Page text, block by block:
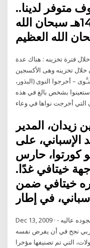
متوفر لدينا..
(جديد) بدأ الانتاج 1435هـ سبحان الله
الله العظيم
فترة تخزينه : هناك عدة
تخزينه وهى الأكسجين
المعادن . . . 1. إخراج النـَّوى – أخرجوا النوى (البذور،
بشخص بالغ في هذه
زيدان، المدير
الإسباني، على
كورتوا، حارس
خيتافي غدًا.
خيتافي ضمن
Dec 13, 2009 · زيت زيتون مغربي درجه اولي ممتاز وبجوده عاليه -
المغربي نجح في أن يفرض نفسه
التي تم تصنيفها مؤخرا